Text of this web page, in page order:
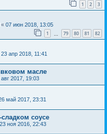
1 2 3
« 07 июн 2018, 13:05
1 79 80 81 82
23 апр 2018, 11:41
масле
2017, 19:03
май 2017, 23:31
соусе
23 ноя 2016, 22:43